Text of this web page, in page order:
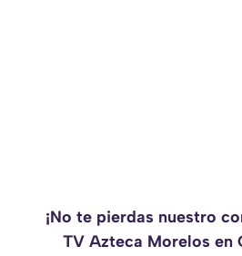
¡No te pierdas nuestro
TV Azteca Morelos en